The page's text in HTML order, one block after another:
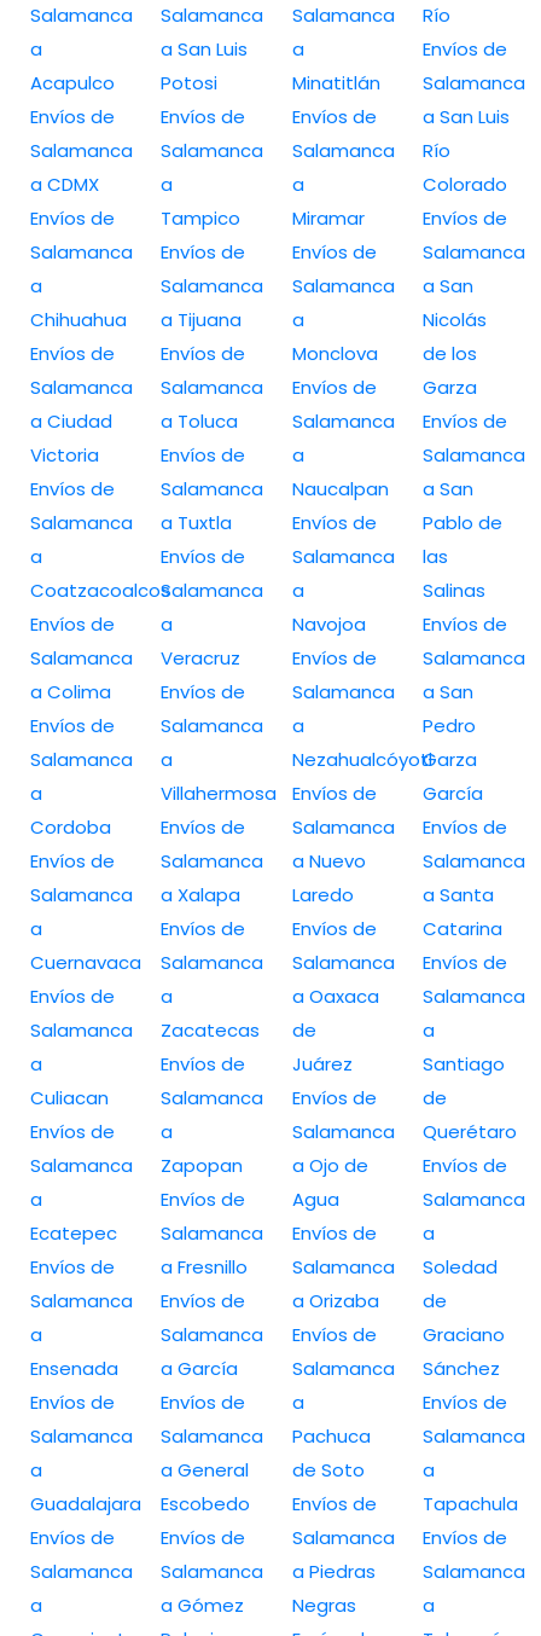
Salamanca
a
Acapulco
Envíos de
Salamanca
a CDMX
Envíos de
Salamanca
a
Chihuahua
Envíos de
Salamanca
a Ciudad
Victoria
Envíos de
Salamanca
a
Coatzacoalcos
Envíos de
Salamanca
a Colima
Envíos de
Salamanca
a
Cordoba
Envíos de
Salamanca
a
Cuernavaca
Envíos de
Salamanca
a
Culiacan
Envíos de
Salamanca
a
Ecatepec
Envíos de
Salamanca
a
Ensenada
Envíos de
Salamanca
a
Guadalajara
Envíos de
Salamanca
a
Salamanca
a San Luis
Potosi
Envíos de
Salamanca
a
Tampico
Envíos de
Salamanca
a Tijuana
Envíos de
Salamanca
a Toluca
Envíos de
Salamanca
a Tuxtla
Envíos de
Salamanca
a
Veracruz
Envíos de
Salamanca
a
Villahermosa
Envíos de
Salamanca
a Xalapa
Envíos de
Salamanca
a
Zacatecas
Envíos de
Salamanca
a
Zapopan
Envíos de
Salamanca
a Fresnillo
Envíos de
Salamanca
a García
Envíos de
Salamanca
a General
Escobedo
Envíos de
Salamanca
a Gómez
Salamanca
a
Minatitlán
Envíos de
Salamanca
a
Miramar
Envíos de
Salamanca
a
Monclova
Envíos de
Salamanca
a
Naucalpan
Envíos de
Salamanca
a
Navojoa
Envíos de
Salamanca
a
Nezahualcóyotl
Envíos de
Salamanca
a Nuevo
Laredo
Envíos de
Salamanca
a Oaxaca
de
Juárez
Envíos de
Salamanca
a Ojo de
Agua
Envíos de
Salamanca
a Orizaba
Envíos de
Salamanca
a
Pachuca
de Soto
Envíos de
Salamanca
a Piedras
Negras
Río
Envíos de
Salamanca
a San Luis
Río
Colorado
Envíos de
Salamanca
a San
Nicolás
de los
Garza
Envíos de
Salamanca
a San
Pablo de
las
Salinas
Envíos de
Salamanca
a San
Pedro
Garza
García
Envíos de
Salamanca
a Santa
Catarina
Envíos de
Salamanca
a
Santiago
de
Querétaro
Envíos de
Salamanca
a
Soledad
de
Graciano
Sánchez
Envíos de
Salamanca
a
Tapachula
Envíos de
Salamanca
a